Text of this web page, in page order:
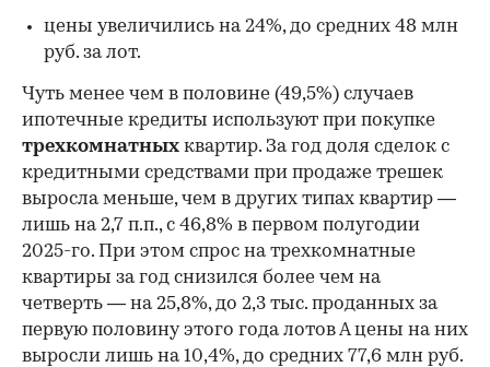
цены увеличились на 24%, до средних 48 млн
руб. за лот.
Чуть менее чем в половине (49,5%) случаев
ипотечные кредиты используют при покупке
трехкомнатных квартир. За год доля сделок с
кредитными средствами при продаже трешек
выросла меньше, чем в других типах квартир —
лишь на 2,7 п.п., с 46,8% в первом полугодии
2025-го. При этом спрос на трехкомнатные
квартиры за год снизился более чем на
четверть — на 25,8%, до 2,3 тыс. проданных за
первую половину этого года лотов А цены на них
выросли лишь на 10,4%, до средних 77,6 млн руб.